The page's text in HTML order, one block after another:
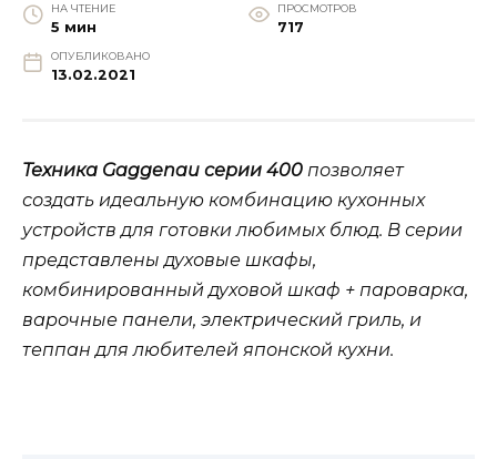
НА ЧТЕНИЕ
5 мин
ПРОСМОТРОВ
717
ОПУБЛИКОВАНО
13.02.2021
Техника Gaggenau серии 400 позволяет
создать идеальную комбинацию кухонных
устройств для готовки любимых блюд. В серии
представлены духовые шкафы,
комбинированный духовой шкаф + пароварка,
варочные панели, электрический гриль, и
теппан для любителей японской кухни.